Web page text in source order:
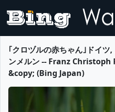
｢クロヅルの赤ちゃん｣ドイ
ンメルン -- Franz
&copy; (Bing Japan)